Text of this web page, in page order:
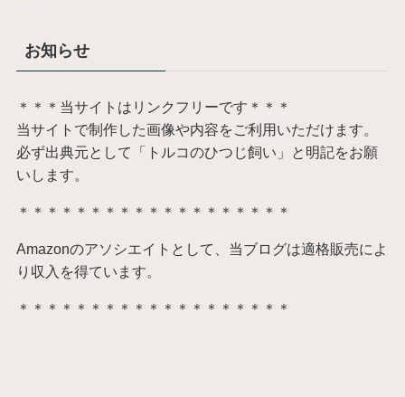
お知らせ
＊＊＊当サイトはリンクフリーです＊＊＊
当サイトで制作した画像や内容をご利用いただけます。
必ず出典元として「トルコのひつじ飼い」と明記をお願
いします。
＊＊＊＊＊＊＊＊＊＊＊＊＊＊＊＊＊＊＊
Amazonのアソシエイトとして、当ブログは適格販売によ
り収入を得ています。
＊＊＊＊＊＊＊＊＊＊＊＊＊＊＊＊＊＊＊